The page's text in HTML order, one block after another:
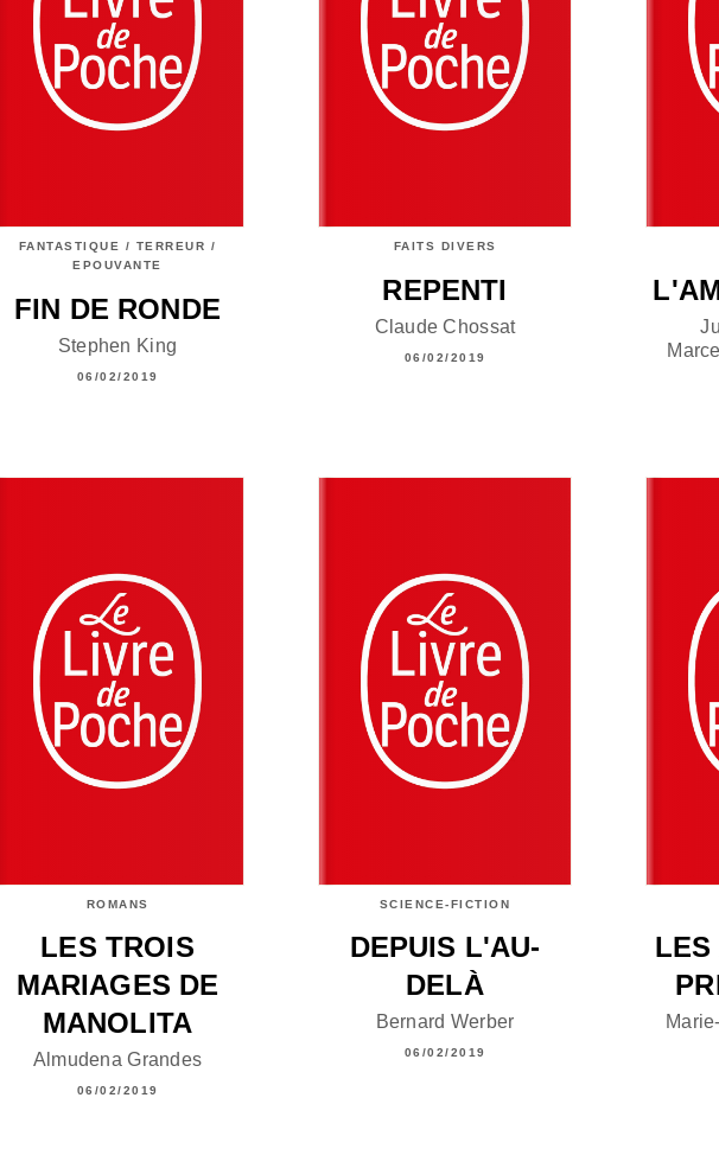
FANTASTIQUE / TERREUR /
EPOUVANTE
FIN DE RONDE
Stephen King
06/02/2019
FAITS DIVERS
REPENTI
Claude Chossat
06/02/2019
ROMANS
LES TROIS
MARIAGES DE
MANOLITA
Almudena Grandes
06/02/2019
SCIENCE-FICTION
DEPUIS L'AU-
DELÀ
Bernard Werber
06/02/2019
LES